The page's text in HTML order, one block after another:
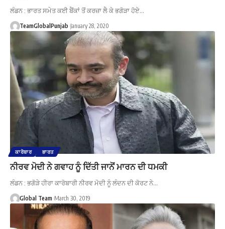
ਲੰਡਨ : ਭਾਰਤ ਸਮੇਤ ਕਈ ਬੈਂਕਾਂ ਤੋਂ ਕਰਜ਼ਾ ਲੈ ਕੇ ਭਗੋੜਾ ਹੋਏ…
TeamGlobalPunjab January 28, 2020
ਕਾਰੋਬਾਰ ਭਾਰਤ
ਨੀਰਵ ਮੋਦੀ ਨੇ ਗਵਾਹ ਨੂੰ ਦਿੱਤੀ ਜਾਨੋਂ ਮਾਰਨ ਦੀ ਧਮਕੀ
ਲੰਡਨ : ਭਗੋੜੇ ਹੀਰਾ ਕਾਰੋਬਾਰੀ ਨੀਰਵ ਮੋਦੀ ਨੂੰ ਲੰਦਨ ਦੀ ਕੋਰਟ ਨੇ…
Global Team March 30, 2019